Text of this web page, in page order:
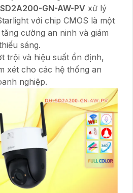
GN-AW-PV xử lý
với chip CMOS là một
cường an ninh và giám
sáng.
trội và hiệu suất ổn định,
xét cho các hệ thống an
nghiệp.